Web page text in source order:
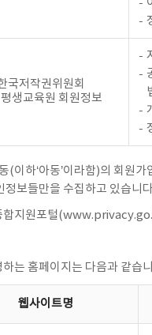
국저작권위원회
생교육원 회원정보
(이하‘아동’이라함)의 회원
정보들만을 수집하고 있습니
합지원포털
는 홈페이지는 다음과 같습
웹사이트명